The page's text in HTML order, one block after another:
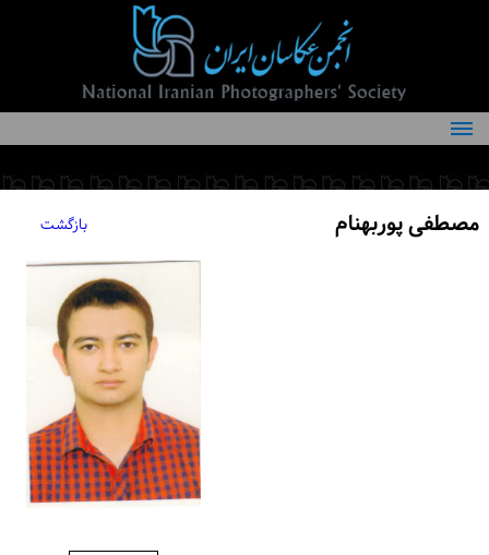
درباره انجمن
کمیته‌های انجمن
مصطفی پوربهنام بازگشت